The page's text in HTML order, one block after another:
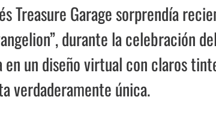
Treasure Garage sorprendía
durante la celebración
en un diseño virtual con claros
verdaderamente única.